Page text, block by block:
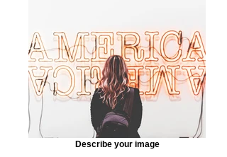
Describe your image